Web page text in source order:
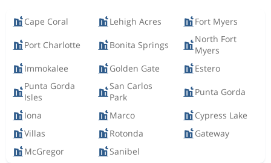
Cape Coral Lehigh Acres Fort Myers
Port Charlotte Bonita Springs
North Fort
Myers
Immokalee
Golden Gate
Estero
Punta Gorda
Isles
San Carlos
Park
Punta Gorda
Iona Marco
Cypress Lake
Villas
Rotonda
Gateway
McGregor
Sanibel